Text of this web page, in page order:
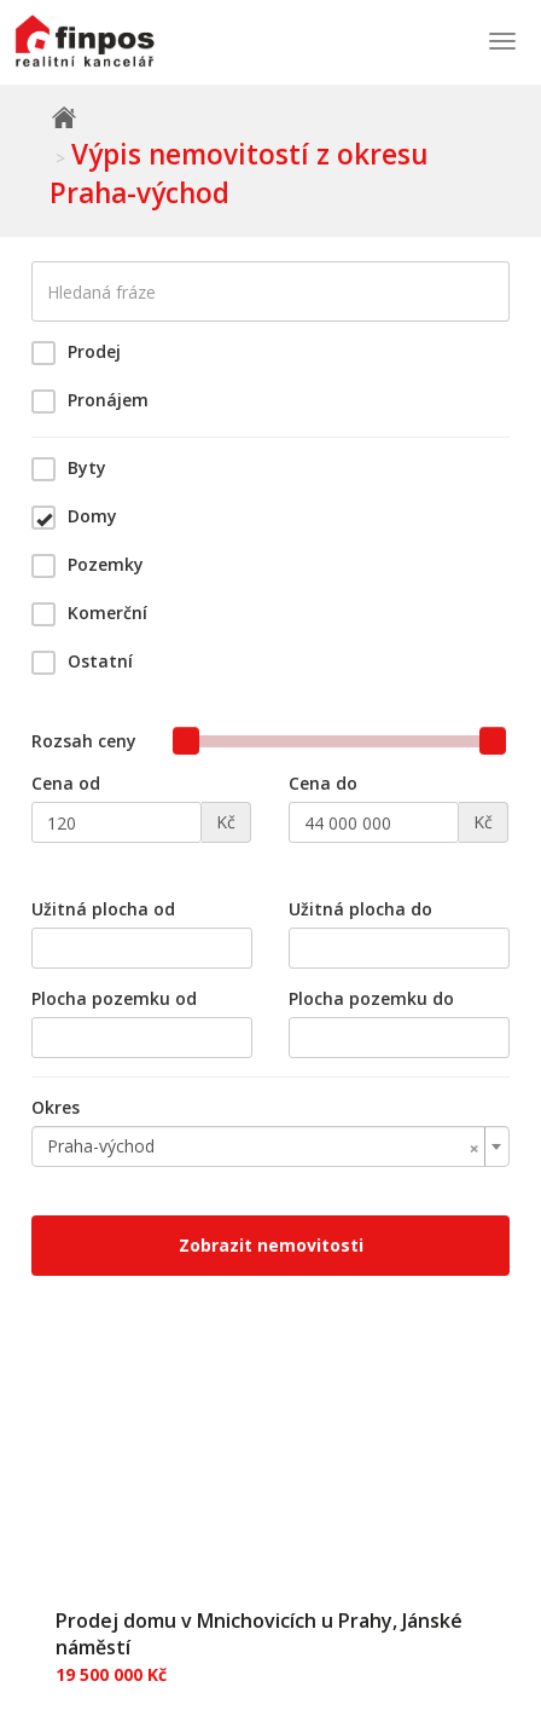
Výpis nemovitostí z okresu
Praha-východ
Prodej
Pronájem
Byty
Domy
Pozemky
Komerční
Ostatní
Rozsah ceny
Cena od
Kč
Cena do
Kč
Užitná plocha od Užitná plocha do
Plocha pozemku od Plocha pozemku do
Okres
×
Praha-východ
Zobrazit nemovitosti
Prodej domu v Mnichovicích u Prahy, Jánské
náměstí
19 500 000 Kč